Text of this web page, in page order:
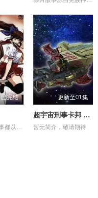
已完结
故事發生在凡事都以決鬥解決的大門高中。就讀大門高中的怪怪女生御劍涼子，是個熱愛武士道，劍術高超的時代劇迷，更是解決校內麻煩「K FIGHT」決鬥制度的冠軍！ 某天在御劍涼子面前突然出現了一個神秘巫女，涼子並因此被召喚進入異次元空間，和那裡的妖魔獸展開戰鬥！究竟現實世界與異次元空間有什麼關係？陸續登場的謎樣角色，又將為涼子帶來什麼遭遇呢？現在，戰鬥的鐘聲即將為御劍涼子響起！
更新至01集
超宇宙刑事卡邦 无限 外传
暂无简介，敬请期待